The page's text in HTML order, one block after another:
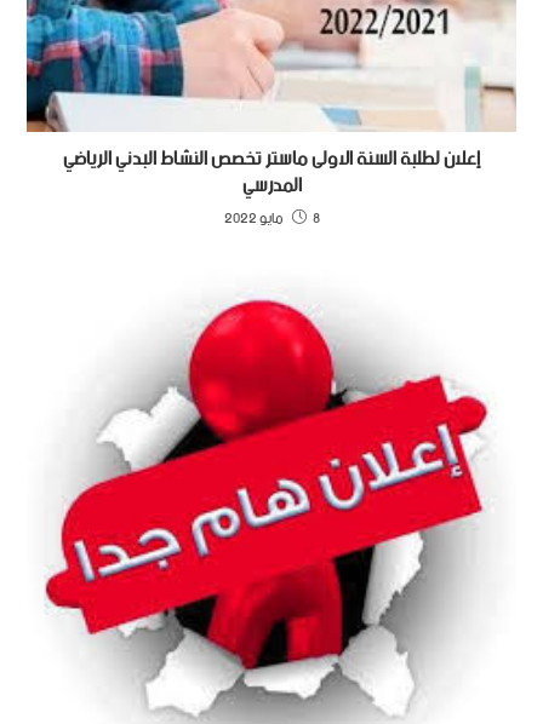
إعلان لطلبة السنة الاولى ماستر تخصص النشاط البدني الرياضي
المدرسي
8 مايو 2022